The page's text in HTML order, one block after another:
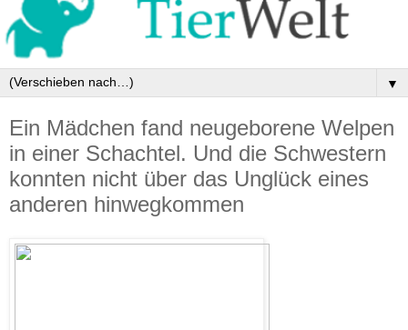
▼
Ein Mädchen fand neugeborene Welpen
in einer Schachtel. Und die Schwestern
konnten nicht über das Unglück eines
anderen hinwegkommen